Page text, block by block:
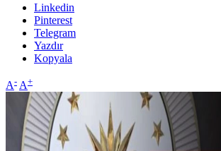
Linkedin
Pinterest
Telegram
Yazdır
Kopyala
A- A+